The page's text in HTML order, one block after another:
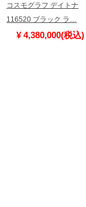
コスモグラフ デイトナ
116520 ブラック ラ…
¥ 4,380,000(税込)